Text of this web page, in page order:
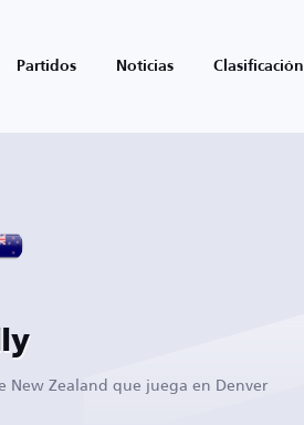
Partidos Noticias Clasificación
Zealand que juega en Denver